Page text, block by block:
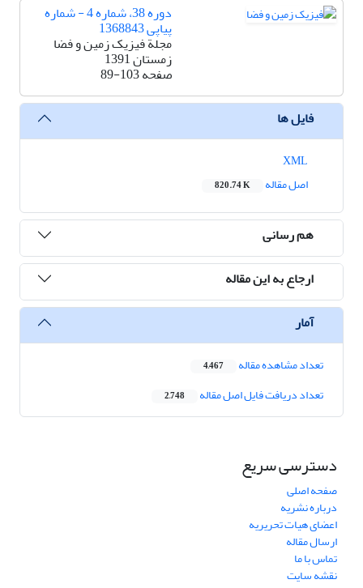
دوره 38، شماره 4 - شماره
پیاپی 1368843
مجلة فیزیک زمین و فضا
زمستان 1391
صفحه89-103
فایل ها
اصل مقاله
820.74 K
هم رسانی
ارجاع به این مقاله
آمار
تعداد مشاهده مقاله 4,467
تعداد دریافت فایل اصل مقاله 2,748
دسترسی سریع
صفحه اصلی
درباره نشریه
اعضای هیات تحریریه
ارسال مقاله
تماس با ما
نقشه سایت